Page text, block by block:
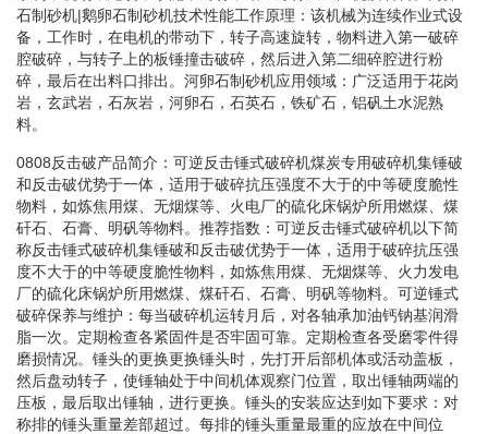
石制砂机|鹅卵石制砂机技术性能工作原理：该机械为连续作业式设
备，工作时，在电机的带动下，转子高速旋转，物料进入第一破碎
腔破碎，与转子上的板锤撞击破碎，然后进入第二细碎腔进行粉
碎，最后在出料口排出。河卵石制砂机应用领域：广泛适用于花岗
岩，玄武岩，石灰岩，河卵石，石英石，铁矿石，铝矾土水泥熟
料。
0808反击破产品简介：可逆反击锤式破碎机煤炭专用破碎机集锤破
和反击破优势于一体，适用于破碎抗压强度不大于的中等硬度脆性
物料，如炼焦用煤、无烟煤等、火电厂的硫化床锅炉所用燃煤、煤
矸石、石膏、明矾等物料。推荐指数：可逆反击锤式破碎机以下简
称反击锤式破碎机集锤破和反击破优势于一体，适用于破碎抗压强
度不大于的中等硬度脆性物料，如炼焦用煤、无烟煤等、火力发电
厂的硫化床锅炉所用燃煤、煤矸石、石膏、明矾等物料。可逆锤式
破碎保养与维护：每当破碎机运转月后，对各轴承加油钙钠基润滑
脂一次。定期检查各紧固件是否牢固可靠。定期检查各受磨零件得
磨损情况。锤头的更换更换锤头时，先打开后部机体或活动盖板，
然后盘动转子，使锤轴处于中间机体观察门位置，取出锤轴两端的
压板，最后取出锤轴，进行更换。锤头的安装应达到如下要求：对
称排的锤头重量差部超过。每排的锤头重量最重的应放在中间位